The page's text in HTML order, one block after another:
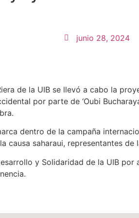
junio 28, 2024
de la UIB se llevó a cabo la
por parte de ‘Oubi
dentro de la campaña
causa saharaui, representantes
y Solidaridad de la UIB